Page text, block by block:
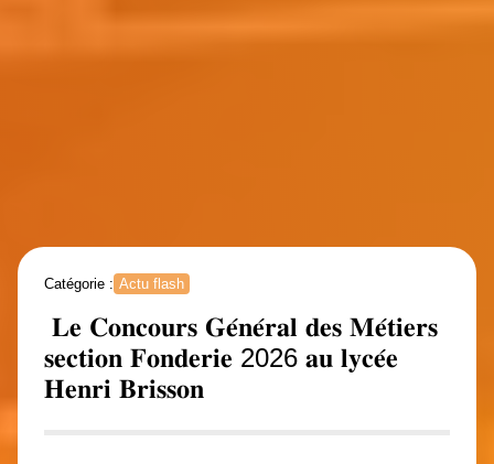
Catégorie : Actu flash
𝐋𝐞 𝐂𝐨𝐧𝐜𝐨𝐮𝐫𝐬 𝐆𝐞́𝐧𝐞́𝐫𝐚𝐥 𝐝𝐞𝐬 𝐌𝐞́𝐭𝐢𝐞𝐫𝐬
𝐬𝐞𝐜𝐭𝐢𝐨𝐧 𝐅𝐨𝐧𝐝𝐞𝐫𝐢𝐞 2026 𝐚𝐮 𝐥𝐲𝐜𝐞́𝐞
𝐇𝐞𝐧𝐫𝐢 𝐁𝐫𝐢𝐬𝐬𝐨𝐧